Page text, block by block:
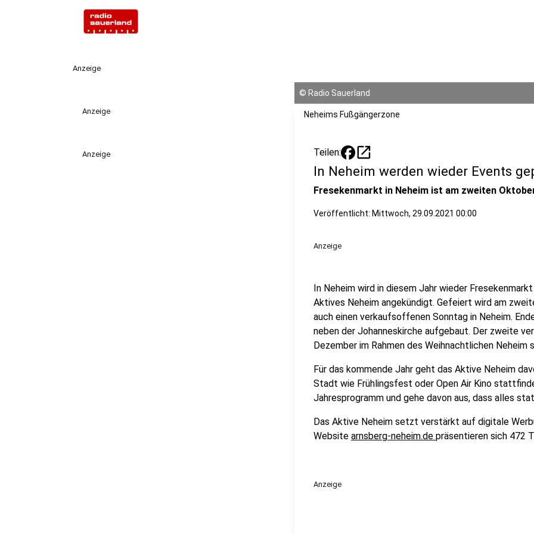
Anzeige
Anzeige
Anzeige
© Radio Sauerland
Neheims Fußgängerzone
Teilen: open_in_new
In Neheim werden wieder Events
Fresekenmarkt in Neheim ist am zweiten
Veröffentlicht: Mittwoch, 29.09.2021 00:00
Anzeige
In Neheim wird in diesem Jahr wieder
Aktives Neheim angekündigt. Gefeiert wird am
auch einen verkaufsoffenen Sonntag in Neheim.
neben der Johanneskirche aufgebaut. Der zweite
Dezember im Rahmen des Weihnachtlichen Neheim
Für das kommende Jahr geht das Aktive Neheim
Stadt wie Frühlingsfest oder Open Air Kino
Jahresprogramm und gehe davon aus, dass alles
Das Aktive Neheim setzt verstärkt auf digitale
Website arnsberg-neheim.de präsentieren sich 472
Anzeige